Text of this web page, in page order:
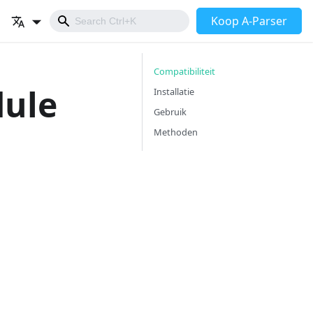
Koop A-Parser
Compatibiliteit
Installatie
Gebruik
Methoden